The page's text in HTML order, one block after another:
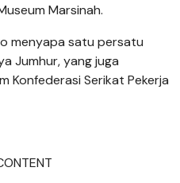
Marsinah.
menyapa satu persatu
Jumhur, yang juga
Konfederasi Serikat Pekerja